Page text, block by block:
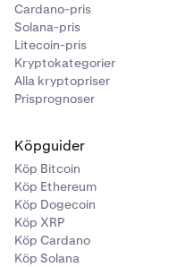
Cardano-pris
Solana-pris
Litecoin-pris
Kryptokategorier
Alla kryptopriser
Prisprognoser
Köpguider
Köp Bitcoin
Köp Ethereum
Köp Dogecoin
Köp XRP
Köp Cardano
Köp Solana